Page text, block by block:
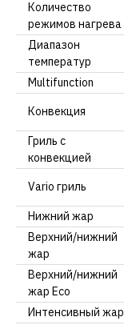
Количество
режимов нагрева
Диапазон
температур
Multifunction
Конвекция
Гриль с
конвекцией
Vario гриль
Нижний жар
Верхний/нижний
жар
Верхний/нижний
жар Eco
Интенсивный жар